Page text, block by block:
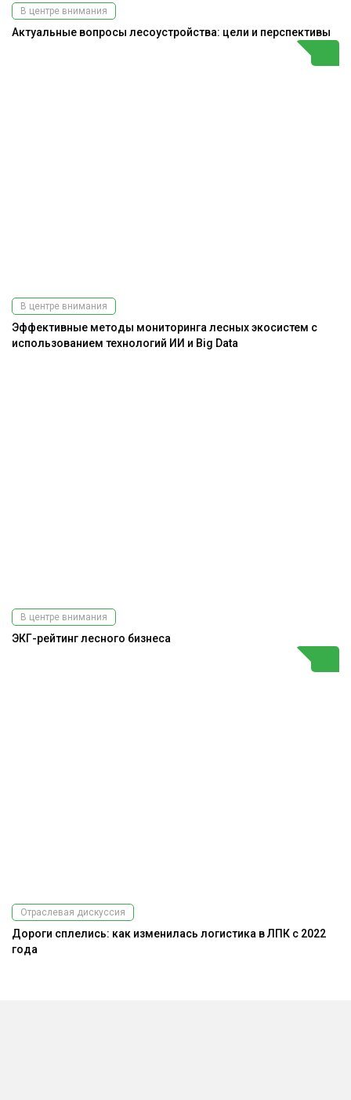
В центре внимания
Актуальные вопросы лесоустройства: цели и перспективы
В центре внимания
Эффективные методы мониторинга лесных экосистем с
использованием технологий ИИ и Big Data
В центре внимания
ЭКГ-рейтинг лесного бизнеса
Отраслевая дискуссия
Дороги сплелись: как изменилась логистика в ЛПК с 2022
года